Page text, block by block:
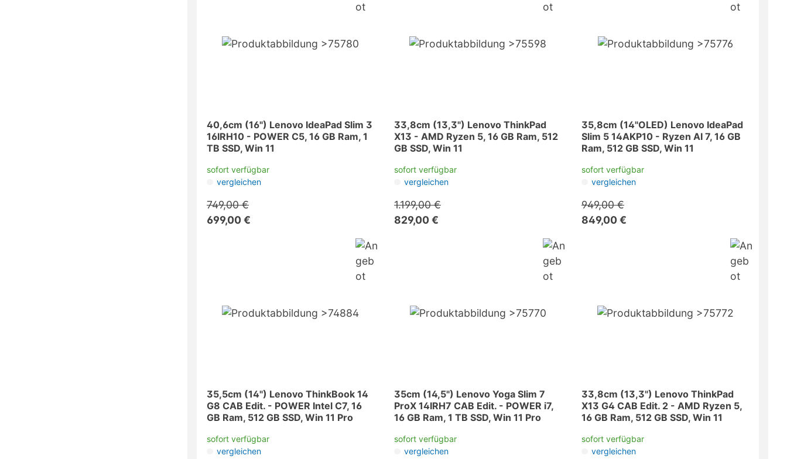
40,6cm (16") Lenovo IdeaPad Slim 3
16IRH10 - POWER C5, 16 GB Ram, 1
TB SSD, Win 11
sofort verfügbar
vergleichen
749,00 €
699,00 €
33,8cm (13,3") Lenovo ThinkPad
X13 - AMD Ryzen 5, 16 GB Ram, 512
GB SSD, Win 11
sofort verfügbar
vergleichen
1.199,00 €
829,00 €
35,8cm (14"OLED) Lenovo IdeaPad
Slim 5 14AKP10 - Ryzen AI 7, 16 GB
Ram, 512 GB SSD, Win 11
sofort verfügbar
vergleichen
949,00 €
849,00 €
35,5cm (14") Lenovo ThinkBook 14
G8 CAB Edit. - POWER Intel C7, 16
GB Ram, 512 GB SSD, Win 11 Pro
sofort verfügbar
vergleichen
35cm (14,5") Lenovo Yoga Slim 7
ProX 14IRH7 CAB Edit. - POWER i7,
16 GB Ram, 1 TB SSD, Win 11 Pro
sofort verfügbar
vergleichen
33,8cm (13,3") Lenovo ThinkPad
X13 G4 CAB Edit. 2 - AMD Ryzen 5,
16 GB Ram, 512 GB SSD, Win 11
sofort verfügbar
vergleichen